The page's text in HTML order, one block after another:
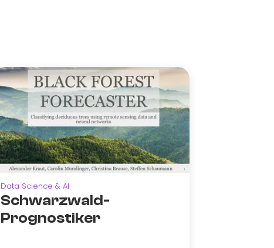
Data Science & AI
Schwarzwald-
Prognostiker